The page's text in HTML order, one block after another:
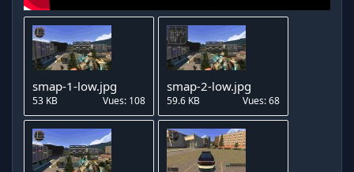
smap-1-low.jpg
53 KB Vues: 108
smap-2-low.jpg
59.6 KB Vues: 68